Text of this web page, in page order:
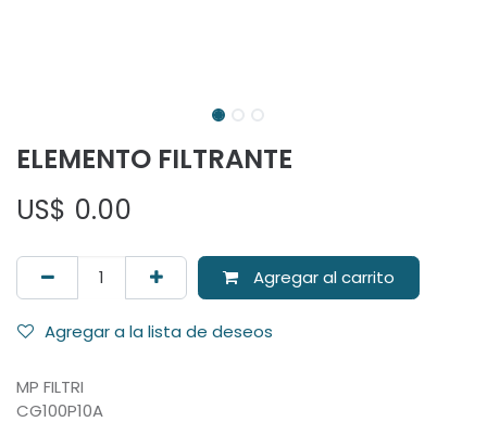
ELEMENTO FILTRANTE
US$ 0.00
Agregar al carrito
Agregar a la lista de deseos
MP FILTRI
CG100P10A